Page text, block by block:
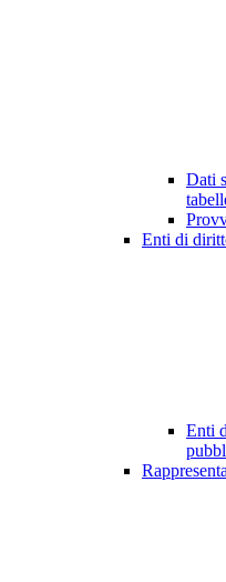
Dati
Enti di
Enti